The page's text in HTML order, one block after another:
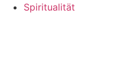
Spiritualität